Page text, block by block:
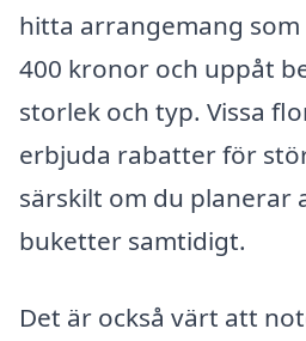
hitta arrangemang
400 kronor och uppåt
storlek och typ. Vissa
erbjuda rabatter för
särskilt om du planerar
buketter samtidigt.
Det är också värt att